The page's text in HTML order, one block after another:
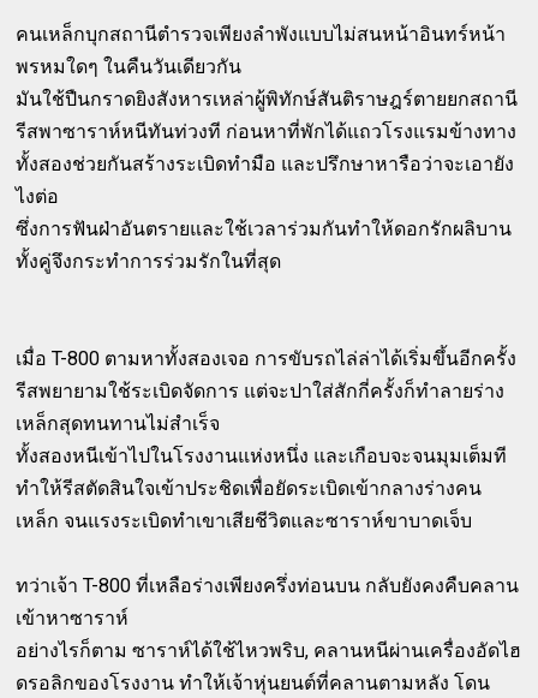
คนเหล็กบุกสถานีตำรวจเพียงลำพังแบบไม่สนหน้าอินทร์หน้า
พรหมใดๆ ในคืนวันเดียวกัน
มันใช้ปืนกราดยิงสังหารเหล่าผู้พิทักษ์สันติราษฎร์ตายยกสถานี
รีสพาซาราห์หนีทันท่วงที ก่อนหาที่พักได้แถวโรงแรมข้างทาง
ทั้งสองช่วยกันสร้างระเบิดทำมือ และปรึกษาหารือว่าจะเอายัง
ไงต่อ
ซึ่งการฟันฝ่าอันตรายและใช้เวลาร่วมกันทำให้ดอกรักผลิบาน
ทั้งคู่จึงกระทำการร่วมรักในที่สุด
เมื่อ T-800 ตามหาทั้งสองเจอ การขับรถไล่ล่าได้เริ่มขึ้นอีกครั้ง
รีสพยายามใช้ระเบิดจัดการ แต่จะปาใส่สักกี่ครั้งก็ทำลายร่าง
เหล็กสุดทนทานไม่สำเร็จ
ทั้งสองหนีเข้าไปในโรงงานแห่งหนึ่ง และเกือบจะจนมุมเต็มที
ทำให้รีสตัดสินใจเข้าประชิดเพื่อยัดระเบิดเข้ากลางร่างคน
เหล็ก จนแรงระเบิดทำเขาเสียชีวิตและซาราห์ขาบาดเจ็บ
ทว่าเจ้า T-800 ที่เหลือร่างเพียงครึ่งท่อนบน กลับยังคงคืบคลาน
เข้าหาซาราห์
อย่างไรก็ตาม ซาราห์ได้ใช้ไหวพริบ, คลานหนีผ่านเครื่องอัดไฮ
ดรอลิกของโรงงาน ทำให้เจ้าหุ่นยนต์ที่คลานตามหลัง โดน